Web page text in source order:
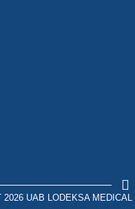
2026 UAB LODEKSA